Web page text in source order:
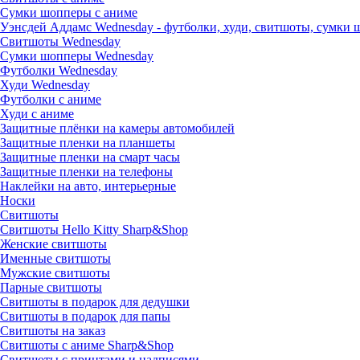
Сумки шопперы с аниме
Уэнсдей Аддамс Wednesday - футболки, худи, свитшоты, сумки
Свитшоты Wednesday
Сумки шопперы Wednesday
Футболки Wednesday
Худи Wednesday
Футболки с аниме
Худи с аниме
Защитные плёнки на камеры автомобилей
Защитные пленки на планшеты
Защитные пленки на смарт часы
Защитные пленки на телефоны
Наклейки на авто, интерьерные
Носки
Свитшоты
Cвитшоты Hello Kitty Sharp&Shop
Женские свитшоты
Именные свитшоты
Мужские свитшоты
Парные свитшоты
Свитшоты в подарок для дедушки
Свитшоты в подарок для папы
Свитшоты на заказ
Свитшоты с аниме Sharp&Shop